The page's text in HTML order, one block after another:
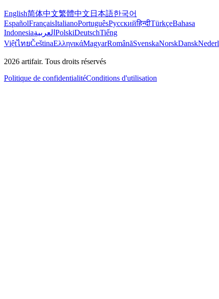
English简体中文繁體中文 日本語한국어
EspañolFrançaisItalianoPortuguêsРусскийहिन्दीTürkçeBahasa
Indonesiaالعربية PolskiDeutschTiếng
ViệtไทยČeštinaΕλληνικάMagyarRomânăSvenskaNorskDansk
2026 artifair. Tous droits réservés
Politique de confidentialitéConditions d'utilisation